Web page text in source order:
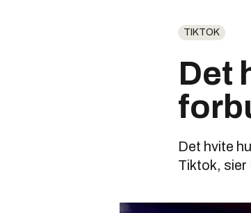
TIKTOK
Det
Det hvite
Tiktok, sier